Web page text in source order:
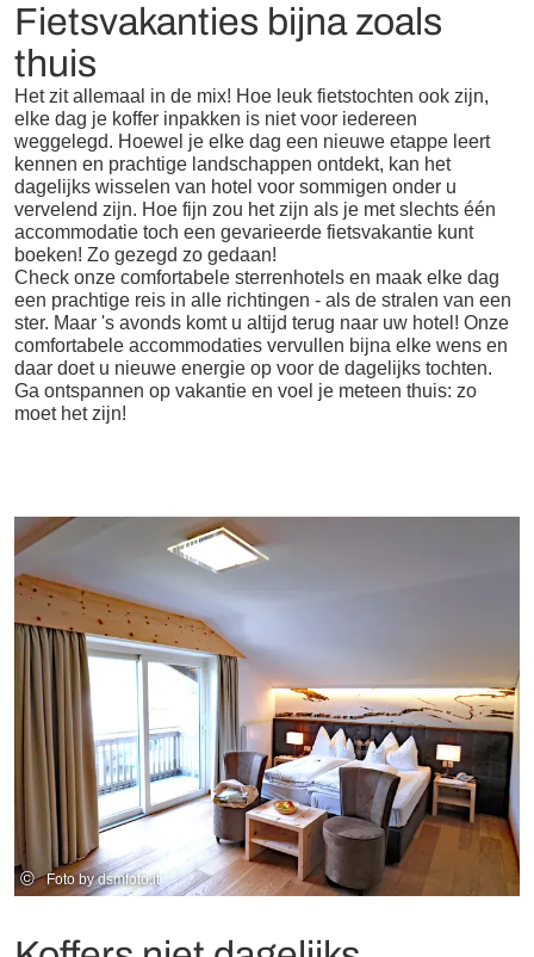
Fietsvakanties bijna zoals
thuis
Het zit allemaal in de mix! Hoe leuk fietstochten ook zijn,
elke dag je koffer inpakken is niet voor iedereen
weggelegd. Hoewel je elke dag een nieuwe etappe leert
kennen en prachtige landschappen ontdekt, kan het
dagelijks wisselen van hotel voor sommigen onder u
vervelend zijn. Hoe fijn zou het zijn als je met slechts één
accommodatie toch een gevarieerde fietsvakantie kunt
boeken! Zo gezegd zo gedaan!
Check onze comfortabele sterrenhotels en maak elke dag
een prachtige reis in alle richtingen - als de stralen van een
ster. Maar 's avonds komt u altijd terug naar uw hotel! Onze
comfortabele accommodaties vervullen bijna elke wens en
daar doet u nieuwe energie op voor de dagelijks tochten.
Ga ontspannen op vakantie en voel je meteen thuis: zo
moet het zijn!
© Foto by dsmfoto.it